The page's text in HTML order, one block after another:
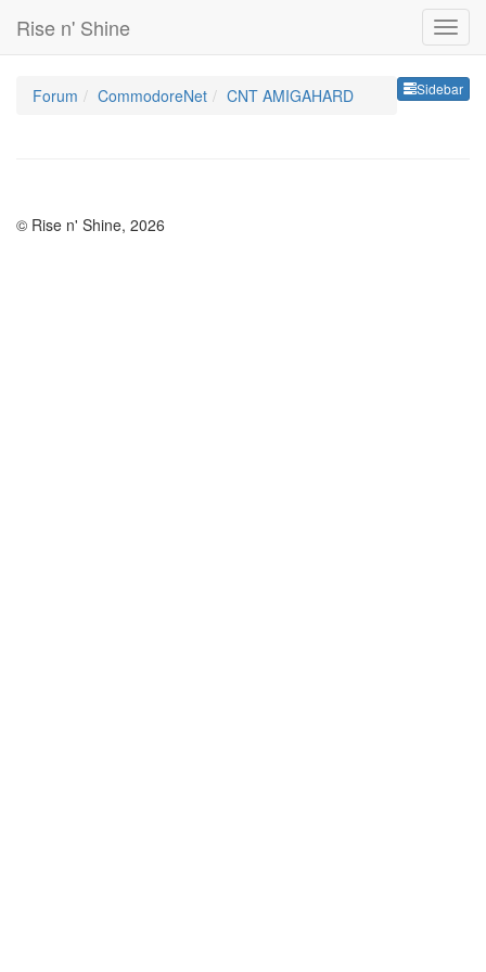
Rise n' Shine
Sidebar
Forum CommodoreNet CNT AMIGAHARD
© Rise n' Shine, 2026